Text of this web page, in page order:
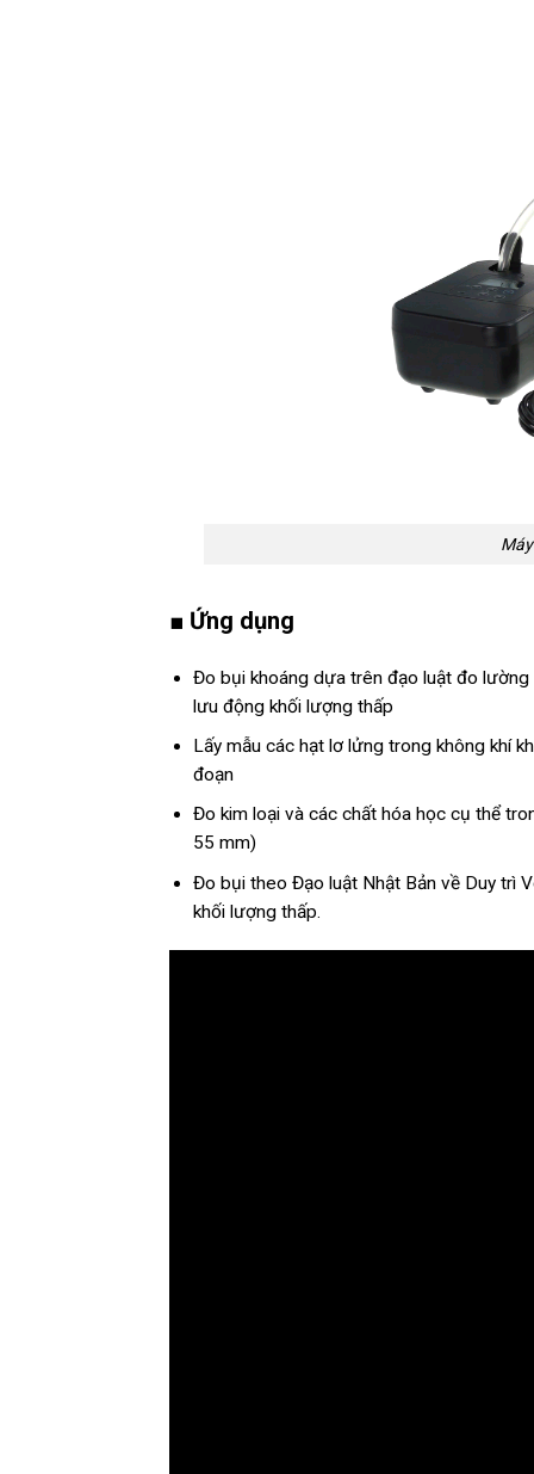
■ Ứng dụng
Đo bụi khoáng dựa trên đạo luật đo
lưu động khối lượng thấp
Lấy mẫu các hạt lơ lửng trong không khí
đoạn
Đo kim loại và các chất hóa học cụ thể
55 mm)
Đo bụi theo Đạo luật Nhật Bản về Duy trì
khối lượng thấp.